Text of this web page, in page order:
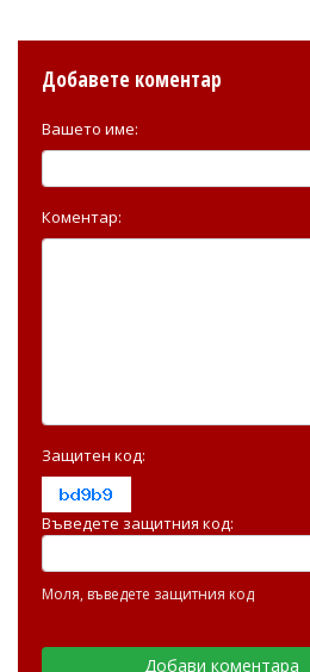
Добавете коментар
Вашето име:
Коментар:
Защитен код:
Въведете защитния код:
Моля, въведете защитния код